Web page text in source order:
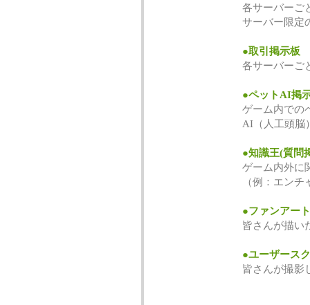
各サーバーご
サーバー限定
●取引掲示板
各サーバーご
●ペットAI掲
ゲーム内での
AI（人工頭脳
●知識王(質問
ゲーム内外に
（例：エン
●ファンアート
皆さんが描い
●ユーザース
皆さんが撮影